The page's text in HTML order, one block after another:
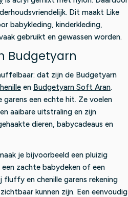
Dit maakt Like
babykleding, kinderkleding,
gebruikt en gewassen worden.
Budgetyarn
dat zijn de Budgetyarn
en Budgetyarn Soft Aran.
een echte hit. Ze voelen
aaibare uitstraling en zijn
dieren, babycadeaus en
je bijvoorbeeld een pluizig
zachte babydeken of een
en chenille garens rekening
kunnen zijn. Een eenvoudig